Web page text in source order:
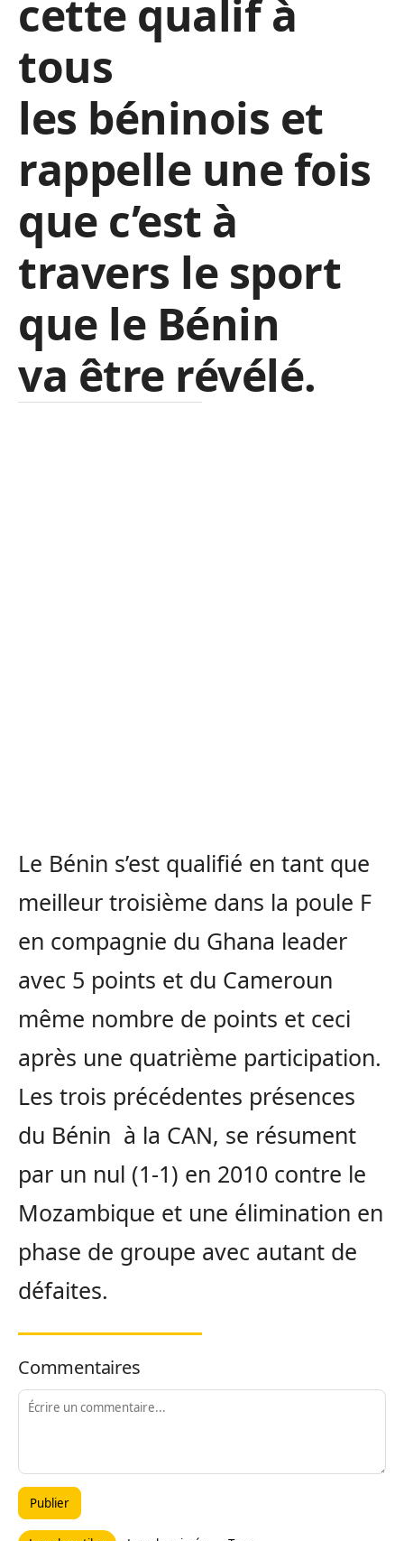
cette qualif à
tous
les béninois et
rappelle une fois
que c’est à
travers le sport
que le Bénin
va être révélé.
Le Bénin s’est qualifié en tant que
meilleur troisième dans la poule F
en compagnie du Ghana leader
avec 5 points et du Cameroun
même nombre de points et ceci
après une quatrième participation.
Les trois précédentes présences
du Bénin à la CAN, se résument
par un nul (1-1) en 2010 contre le
Mozambique et une élimination en
phase de groupe avec autant de
défaites.
Commentaires
Publier